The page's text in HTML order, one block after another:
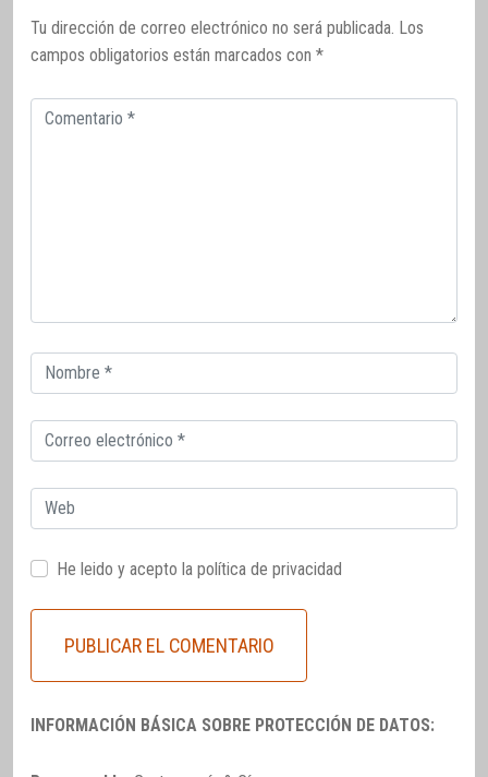
Tu dirección de correo electrónico no será publicada. Los
campos obligatorios están marcados con *
Comentario
Correo
electrónico
Correo
electrónico
Web
He leido y acepto la política de privacidad
INFORMACIÓN BÁSICA SOBRE PROTECCIÓN DE DATOS: